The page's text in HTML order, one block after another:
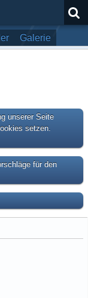
Galerie
unserer Seite
setzen.
für den